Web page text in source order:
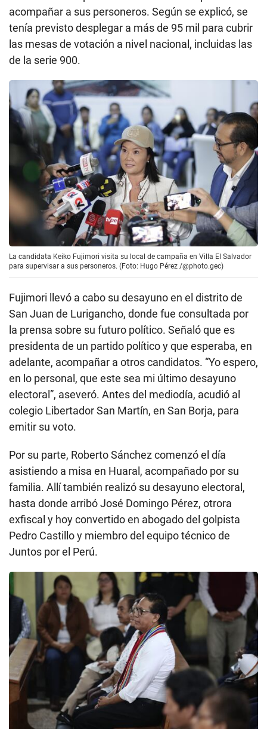
acompañar a sus personeros. Según se explicó, se
tenía previsto desplegar a más de 95 mil para cubrir
las mesas de votación a nivel nacional, incluidas las
de la serie 900.
La candidata Keiko Fujimori visita su local de campaña en Villa El Salvador
para supervisar a sus personeros. (Foto: Hugo Pérez /@photo.gec)
Fujimori llevó a cabo su desayuno en el distrito de
San Juan de Lurigancho, donde fue consultada por
la prensa sobre su futuro político. Señaló que es
presidenta de un partido político y que esperaba, en
adelante, acompañar a otros candidatos. “Yo espero,
en lo personal, que este sea mi último desayuno
electoral”, aseveró. Antes del mediodía, acudió al
colegio Libertador San Martín, en San Borja, para
emitir su voto.
Por su parte, Roberto Sánchez comenzó el día
asistiendo a misa en Huaral, acompañado por su
familia. Allí también realizó su desayuno electoral,
hasta donde arribó José Domingo Pérez, otrora
exfiscal y hoy convertido en abogado del golpista
Pedro Castillo y miembro del equipo técnico de
Juntos por el Perú.